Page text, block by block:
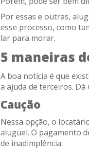
Por essas e outras,
esse processo, como
lar para morar.
5 maneiras
A boa notícia é que
a ajuda de terceiros.
Caução
Nessa opção, o
aluguel. O pagamento
de inadimplência.